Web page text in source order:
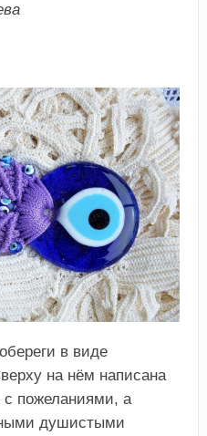
в виде
на нём написана
с пожеланиями, а
душистыми